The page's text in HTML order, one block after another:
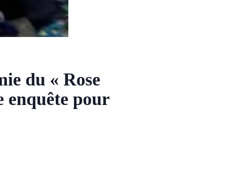
du « Rose
enquête pour